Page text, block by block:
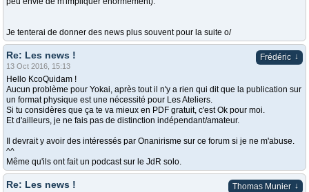
Je tenterai de donner des news plus souvent pour la suite o/
Frédéric ↓
Re: Les news !
13 Oct 2016, 15:13
Hello KcoQuidam !
Aucun problème pour Yokai, après tout il n'y a rien qui dit que la publication sur
un format physique est une nécessité pour Les Ateliers.
Si tu considères que ça te va mieux en PDF gratuit, c'est Ok pour moi.
Et d'ailleurs, je ne fais pas de distinction indépendant/amateur.
Il devrait y avoir des intéressés par Onanirisme sur ce forum si je ne m'abuse.
^^
Même qu'ils ont fait un podcast sur le JdR solo.
Thomas Munier ↓
Re: Les news !